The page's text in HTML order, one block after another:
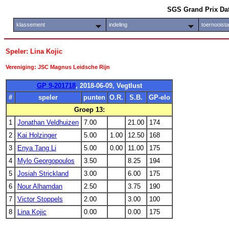
SGS Grand Prix
klassement indeling
Speler: Lina Kojic
Vereniging: JSC Magnus Leidsche Rijn
GP 9-201718, 2018-06-09, Vegtlust
#
speler punten O.R. S.B.
GP-elo
Groep 13:
1
Jonathan Veldhuizen 7.00 21.00
174
2
Kai Holzinger 5.00 1.00 12.50
168
3
Enya Tang Li 5.00 0.00 11.00
175
4
Mylo Georgopoulos 3.50 8.25
194
5
Josiah Strickland 3.00 6.00
175
6
Nour Alhamdan 2.50 3.75
190
7
Victor Stoppels 2.00 3.00
100
8
Lina Kojic 0.00 0.00 175